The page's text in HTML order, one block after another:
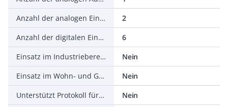
Anzahl der analogen Eingänge
2
Anzahl der digitalen Eingänge
6
Einsatz im Industriebereich zulässig
Nein
Einsatz im Wohn- und Gewerbebereich zulässig
Nein
Unterstützt Protokoll für TCP/IP
Nein